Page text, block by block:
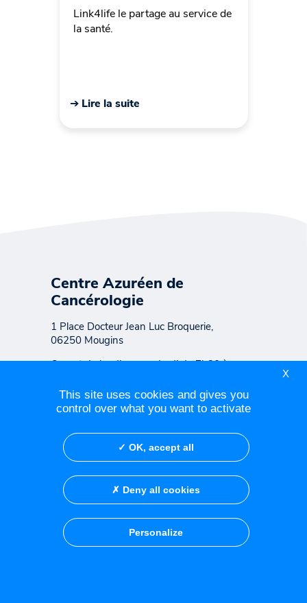
Link4life le partage au service de
la santé.
➔ Lire la suite
Centre Azuréen de
Cancérologie
1 Place Docteur Jean Luc Broquerie,
06250 Mougins
Ouvert du lundi au vendredi de 7h30 à
8h00 à 18h00
Contacter le Centre Azuréen
de Cancérologie
Contacter le cabinet de
consultation de Fréjus
X
This site uses cookies and gives you
control over what you want to activate
OK, accept all
Deny all cookies
Personalize